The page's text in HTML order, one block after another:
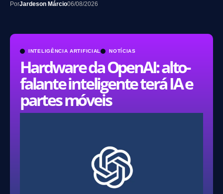
INTELIGÊNCIA ARTIFICIAL NOTÍCIAS
Hardware da OpenAI: alto-
falante inteligente terá IA e
partes móveis
PorJardeson Márcio06/08/2026